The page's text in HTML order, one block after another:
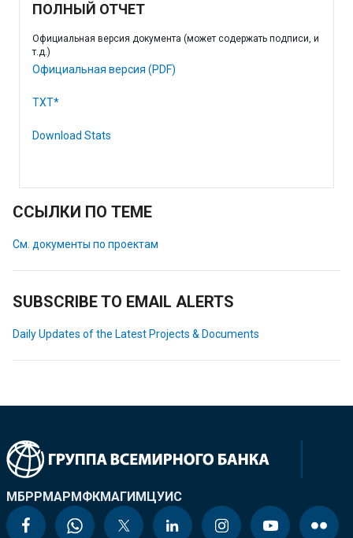
ПОЛНЫЙ ОТЧЕТ
Официальная версия документа (может содержать подписи, и
т.д.)
Официальная версия (PDF)
TXT*
Download Stats
ССЫЛКИ ПО ТЕМЕ
См. документы по проектам
SUBSCRIBE TO EMAIL ALERTS
Daily Updates of the Latest Projects & Documents
МБРРМАРМФКМАГИМЦУИС